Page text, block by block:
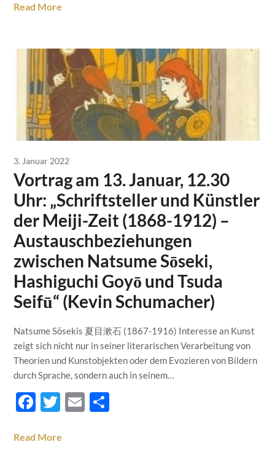
Read More
3. Januar 2022
Vortrag am 13. Januar, 12.30
Uhr: „Schriftsteller und Künstler
der Meiji-Zeit (1868-1912) –
Austauschbeziehungen
zwischen Natsume Sōseki,
Hashiguchi Goyō und Tsuda
Seifū“ (Kevin Schumacher)
Natsume Sōsekis 夏目漱石 (1867-1916) Interesse an Kunst
zeigt sich nicht nur in seiner literarischen Verarbeitung von
Theorien und Kunstobjekten oder dem Evozieren von Bildern
durch Sprache, sondern auch in seinem…
Facebook
Twitter
Email
Read More